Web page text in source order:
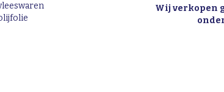
Wij verkopen